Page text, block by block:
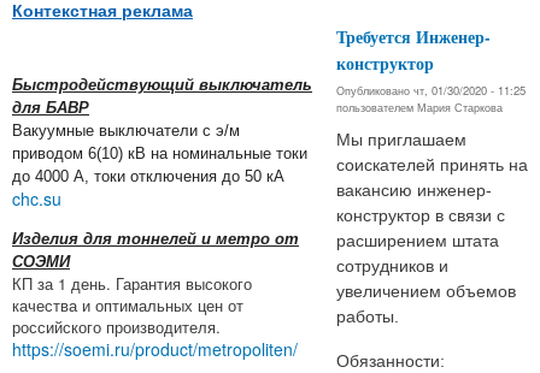
Контекстная реклама
Быстродействующий выключатель
для БАВР
Вакуумные выключатели с э/м
приводом 6(10) кВ на номинальные токи
до 4000 А, токи отключения до 50 кА
chc.su
Изделия для тоннелей и метро от
СОЭМИ
КП за 1 день. Гарантия высокого
качества и оптимальных цен от
российского производителя.
https://soemi.ru/product/metropoliten/
Требуется Инженер-
конструктор
Опубликовано чт, 01/30/2020 - 11:25
пользователем Мария Старкова
Мы приглашаем
соискателей принять на
вакансию инженер-
конструктор в связи с
расширением штата
сотрудников и
увеличением объемов
работы.
Обязанности: